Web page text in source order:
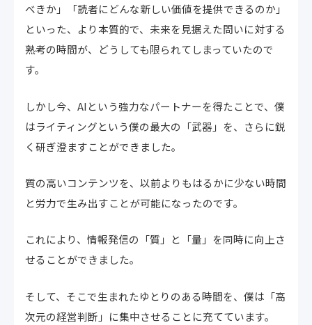
べきか」「読者にどんな新しい価値を提供できるのか」
といった、より本質的で、未来を見据えた問いに対する
熟考の時間が、どうしても限られてしまっていたので
す。
しかし今、AIという強力なパートナーを得たことで、僕
はライティングという僕の最大の「武器」を、さらに鋭
く研ぎ澄ますことができました。
質の高いコンテンツを、以前よりもはるかに少ない時間
と労力で生み出すことが可能になったのです。
これにより、情報発信の「質」と「量」を同時に向上さ
せることができました。
そして、そこで生まれたゆとりのある時間を、僕は「高
次元の経営判断」に集中させることに充てています。